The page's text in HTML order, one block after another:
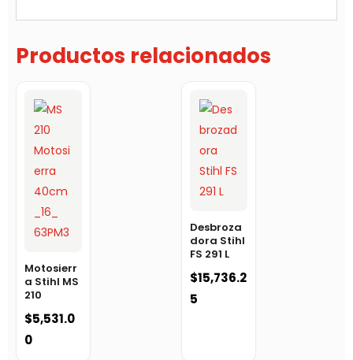
Productos relacionados
Motosierr
a Stihl MS
210
$5,531.0
0
Desbroza
dora Stihl
FS 291 L
$15,736.2
5